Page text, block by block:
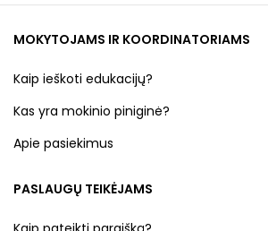
MOKYTOJAMS IR KOORDINATORIAMS
Kaip ieškoti edukacijų?
Kas yra mokinio piniginė?
Apie pasiekimus
PASLAUGŲ TEIKĖJAMS